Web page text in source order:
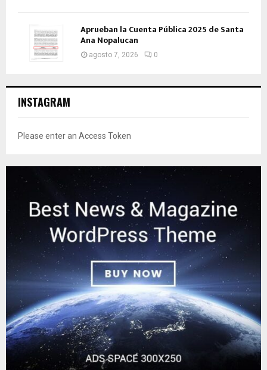
Aprueban la Cuenta Pública 2025 de Santa
Ana Nopalucan
agosto 7, 2026 0
INSTAGRAM
Please enter an Access Token